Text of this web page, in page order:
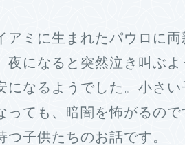
アミに生まれたパウロに
夜になると突然泣き叫ぶ
になるようでした。小さ
っても、暗闇を怖がるの
つ子供たちのお話です。